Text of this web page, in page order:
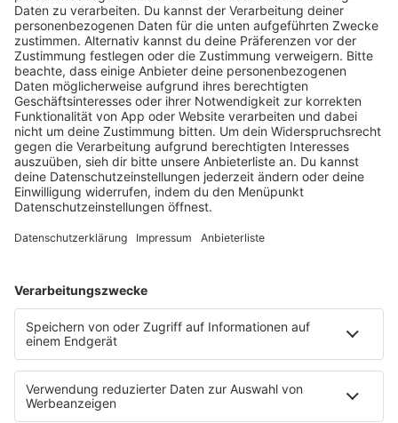
Dieser Artikel entstand in Kooperation mit unseren
externen Redakteuren.
Programm
Livestreams
Playlist Breakdown
Programschedule
KISS NATION
Aktionen